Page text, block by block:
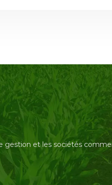
gestion et les sociétés